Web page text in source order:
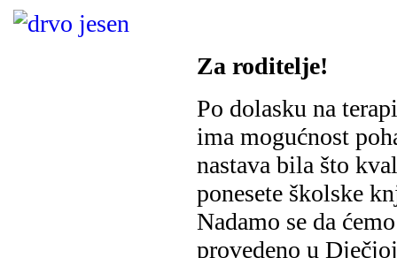
Za roditelje!
Po dolasku na
ima mogućnost
nastava bila što
ponesete školske
Nadamo se da
provedeno u